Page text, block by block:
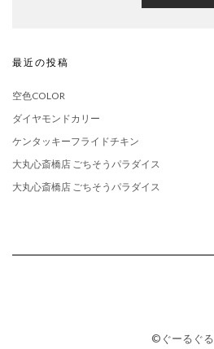
最近の投稿
空色COLOR
ダイヤモンドカリー
ケンタッキーフライドチキン
大丸心斎橋店 ごちそうパラダイス
大丸心斎橋店 ごちそうパラダイス
©ぐーるぐる